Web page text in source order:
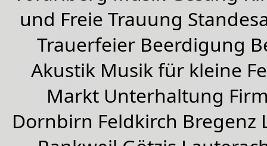
und Freie Trauung
Trauerfeier Beerdigung
Akustik Musik für kleine
Markt Unterhaltung
Dornbirn Feldkirch Bregenz